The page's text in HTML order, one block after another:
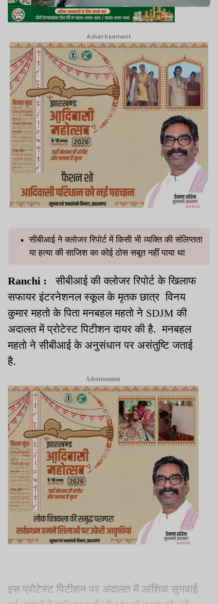
Advertisement
सीबीआई ने क्लोजर रिपोर्ट में किसी भी व्यक्ति की संलिप्तता
या हत्या की साजिश का कोई ठोस सबूत नहीं पाया था
Ranchi :
सीबीआई की क्लोजर रिपोर्ट के खिलाफ
सफायर इंटरनेशनल स्कूल के मृतक छात्र विनय
कुमार महतो के पिता मनबहल महतो ने SDJM की
अदालत में प्रोटेस्ट पिटीशन दायर की है. मनबहल
महतो ने सीबीआई के अनुसंधान पर असंतुष्टि जताई
है.
Advertisement
इस प्रोटेस्ट पिटीशन पर अदालत में आंशिक सुनवाई